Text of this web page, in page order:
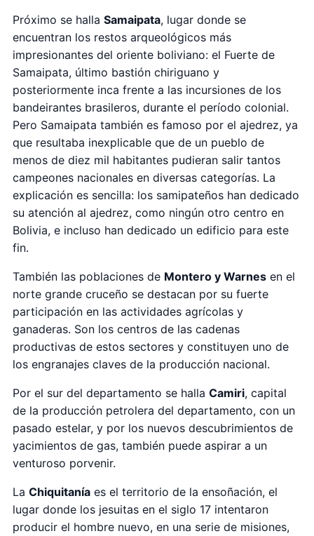
Próximo se halla Samaipata, lugar donde se
encuentran los restos arqueológicos más
impresionantes del oriente boliviano: el Fuerte de
Samaipata, último bastión chiriguano y
posteriormente inca frente a las incursiones de los
bandeirantes brasileros, durante el período colonial.
Pero Samaipata también es famoso por el ajedrez, ya
que resultaba inexplicable que de un pueblo de
menos de diez mil habitantes pudieran salir tantos
campeones nacionales en diversas categorías. La
explicación es sencilla: los samipateños han dedicado
su atención al ajedrez, como ningún otro centro en
Bolivia, e incluso han dedicado un edificio para este
fin.
También las poblaciones de Montero y Warnesen el
norte grande cruceño se destacan por su fuerte
participación en las actividades agrícolas y
ganaderas. Son los centros de las cadenas
productivas de estos sectores y constituyen uno de
los engranajes claves de la producción nacional.
Por el sur del departamento se halla Camiri, capital
de la producción petrolera del departamento, con un
pasado estelar, y por los nuevos descubrimientos de
yacimientos de gas, también puede aspirar a un
venturoso porvenir.
La Chiquitaníaes el territorio de la ensoñación, el
lugar donde los jesuitas en el siglo 17 intentaron
producir el hombre nuevo, en una serie de misiones,